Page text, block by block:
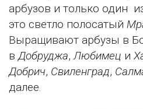
арбузов и только один
это светло полосатый
Выращивают арбузы в
вДобруджа,Любимец и
Добрич, Свиленград,
далее.